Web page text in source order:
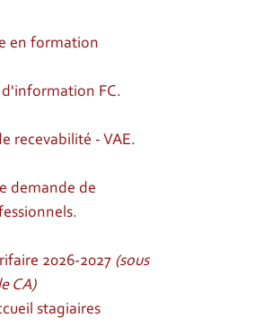
en formation
d'information FC.
recevabilité - VAE.
demande de
2026-2027 (sous
CA)
stagiaires